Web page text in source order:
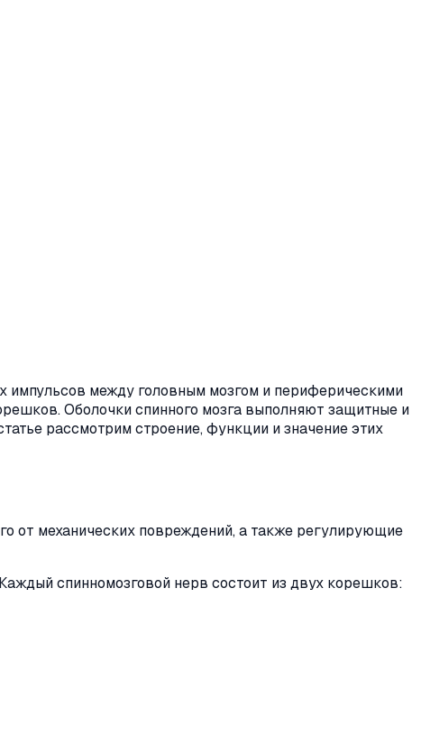
между головным мозгом и периферическими
Оболочки спинного мозга выполняют защитные и
рассмотрим строение, функции и значение этих
от механических повреждений, а также регулирующие
спинномозговой нерв состоит из двух корешков: